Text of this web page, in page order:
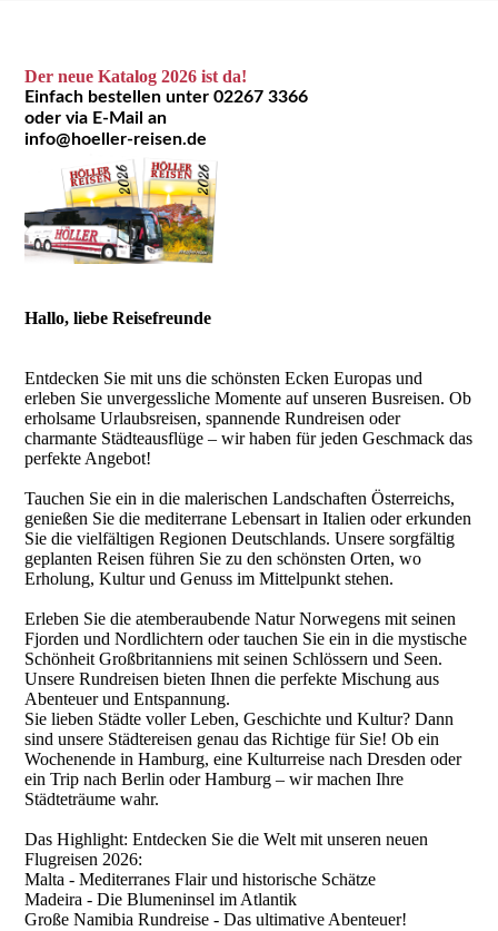
Der neue Katalog 2026 ist da!
Einfach bestellen unter 02267 3366
oder via E-Mail an
info@hoeller-reisen.de
Hallo, liebe Reisefreunde
Entdecken Sie mit uns die schönsten Ecken Europas und
erleben Sie unvergessliche Momente auf unseren Busreisen. Ob
erholsame Urlaubsreisen, spannende Rundreisen oder
charmante Städteausflüge – wir haben für jeden Geschmack das
perfekte Angebot!
Tauchen Sie ein in die malerischen Landschaften Österreichs,
genießen Sie die mediterrane Lebensart in Italien oder erkunden
Sie die vielfältigen Regionen Deutschlands. Unsere sorgfältig
geplanten Reisen führen Sie zu den schönsten Orten, wo
Erholung, Kultur und Genuss im Mittelpunkt stehen.
Erleben Sie die atemberaubende Natur Norwegens mit seinen
Fjorden und Nordlichtern oder tauchen Sie ein in die mystische
Schönheit Großbritanniens mit seinen Schlössern und Seen.
Unsere Rundreisen bieten Ihnen die perfekte Mischung aus
Abenteuer und Entspannung.
Sie lieben Städte voller Leben, Geschichte und Kultur? Dann
sind unsere Städtereisen genau das Richtige für Sie! Ob ein
Wochenende in Hamburg, eine Kulturreise nach Dresden oder
ein Trip nach Berlin oder Hamburg – wir machen Ihre
Städteträume wahr.
Das Highlight: Entdecken Sie die Welt mit unseren neuen
Flugreisen 2026:
Malta - Mediterranes Flair und historische Schätze
Madeira - Die Blumeninsel im Atlantik
Große Namibia Rundreise - Das ultimative Abenteuer!